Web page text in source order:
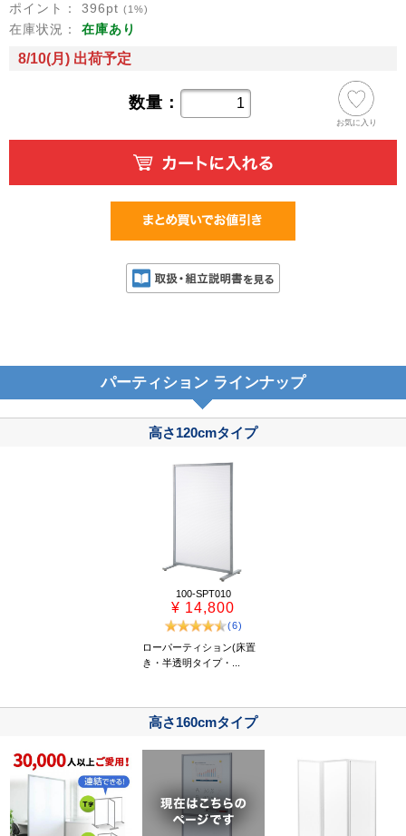
ポイント： 396pt (1%)
在庫状況： 在庫あり
8/10(月) 出荷予定
数量：
お気に入り
パーティション ラインナップ
高さ120cmタイプ
100-SPT010
¥ 14,800
(6)
ローパーティション(床置
き・半透明タイプ・...
高さ160cmタイプ